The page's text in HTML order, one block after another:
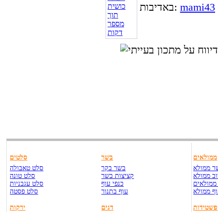
באדיבות: mami43
סלטים
סלט טאבולה
סלט טונה
סלט עגבניות
סלט פסטה
ירקות
בשר
בשר בקר
קציצות בשר
כנפי עוף
עוף בתנור
דגים
ממולאים
ממולא
ממולא
ממולא
פשטידות